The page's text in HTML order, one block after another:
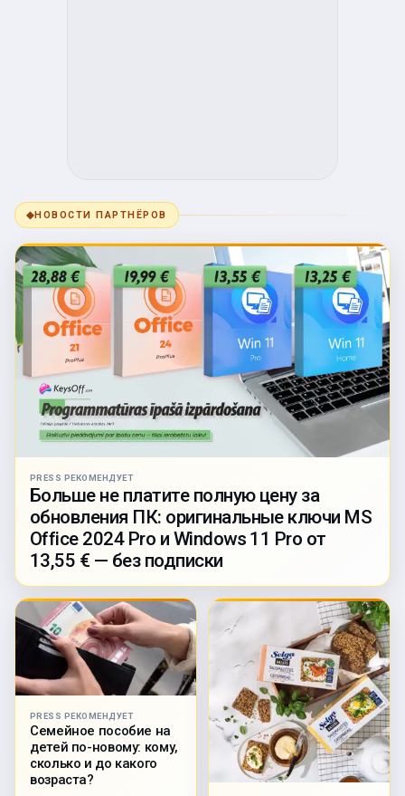
◆НОВОСТИ ПАРТНЁРОВ
PRESS РЕКОМЕНДУЕТ
Больше не платите полную цену за
обновления ПК: оригинальные ключи MS
Office 2024 Pro и Windows 11 Pro от
13,55 € — без подписки
PRESS РЕКОМЕНДУЕТ
Семейное пособие на
детей по-новому: кому,
сколько и до какого
возраста?